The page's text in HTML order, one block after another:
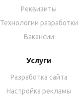
Реквизиты
Технологии разработки
Вакансии
Услуги
Разработка сайта
Настройка рекламы